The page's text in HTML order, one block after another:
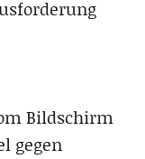
Bildschirm
gegen